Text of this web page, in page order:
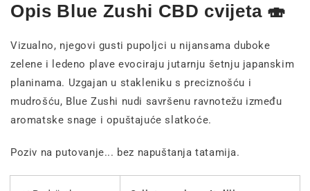
Opis Blue Zushi CBD cvijeta 🍣
Vizualno, njegovi gusti pupoljci u nijansama duboke
zelene i ledeno plave evociraju jutarnju šetnju japanskim
planinama. Uzgajan u stakleniku s preciznošću i
mudrošću, Blue Zushi nudi savršenu ravnotežu između
aromatske snage i opuštajuće slatkoće.
Poziv na putovanje... bez napuštanja tatamija.